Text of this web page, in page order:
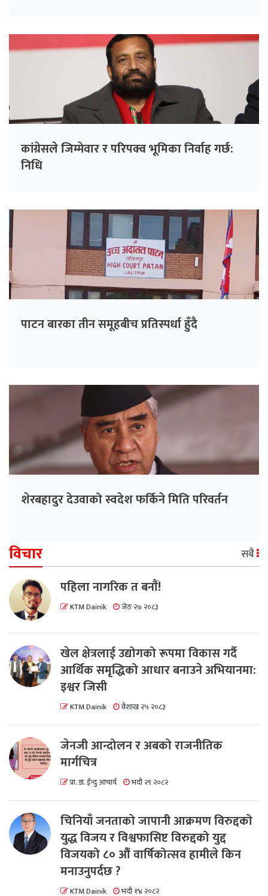
कांग्रेसले जिम्मेवार र परिपक्व भूमिका निर्वाह गर्छ:
निधि
पाटन बारका तीन समूहबीच प्रतिस्पर्धा हुँदै
शेरबहादुर देउवाको स्वदेश फर्किने मिति परिवर्तन
विचार सबै
पहिला नागरिक त बनाैं!
KTM Dainik जेठ २७ २०८३
खेल क्षेत्रलाई उद्योगको रूपमा विकास गर्दै
आर्थिक समृद्धिको आधार बनाउने अभियानमा:
इश्वर जिसी
KTM Dainik वैशाख २५ २०८३
जेनजी आन्दोलन र अबको राजनीतिक
मार्गचित्र
प्रा. डा. ईन्दु आचार्य भदौ २९ २०८२
चिनियाँ जनताको जापानी आक्रमण विरुद्दको
युद्ध विजय र विश्वफासिष्ट विरुद्दको युद्द
विजयको ८० औं वार्षिकोत्सव हामीले किन
मनाउनुपर्दछ ?
KTM Dainik भदौ १४ २०८२